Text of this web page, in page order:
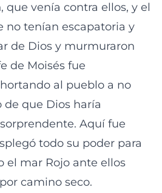
que venía contra ellos, y el
no tenían escapatoria y
de Dios y murmuraron
de Moisés fue
al pueblo a no
que Dios haría
Aquí fue
todo su poder para
el mar Rojo ante ellos
camino seco.